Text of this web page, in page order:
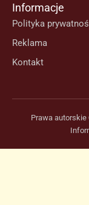
Informacje
Polityka
Reklama
Kontakt
Prawa